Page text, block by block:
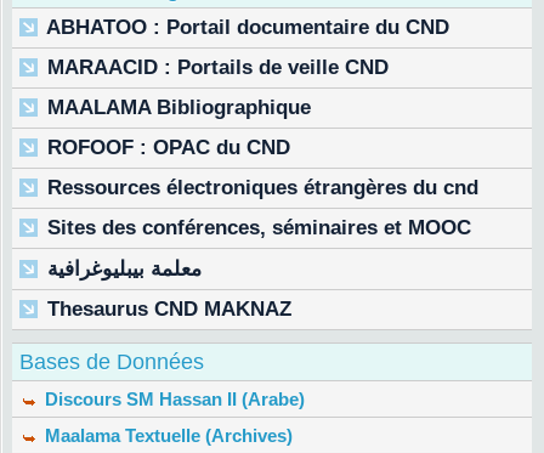
ABHATOO : Portail documentaire du CND
MARAACID : Portails de veille CND
MAALAMA Bibliographique
ROFOOF : OPAC du CND
Ressources électroniques étrangères du cnd
Sites des conférences, séminaires et MOOC
معلمة بيبليوغرافية
Thesaurus CND MAKNAZ
Bases de Données
Discours SM Hassan II (Arabe)
Maalama Textuelle (Archives)